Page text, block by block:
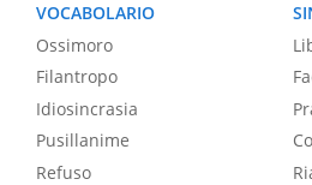
VOCABOLARIO
Ossimoro
Filantropo
Idiosincrasia
Pusillanime
Refuso